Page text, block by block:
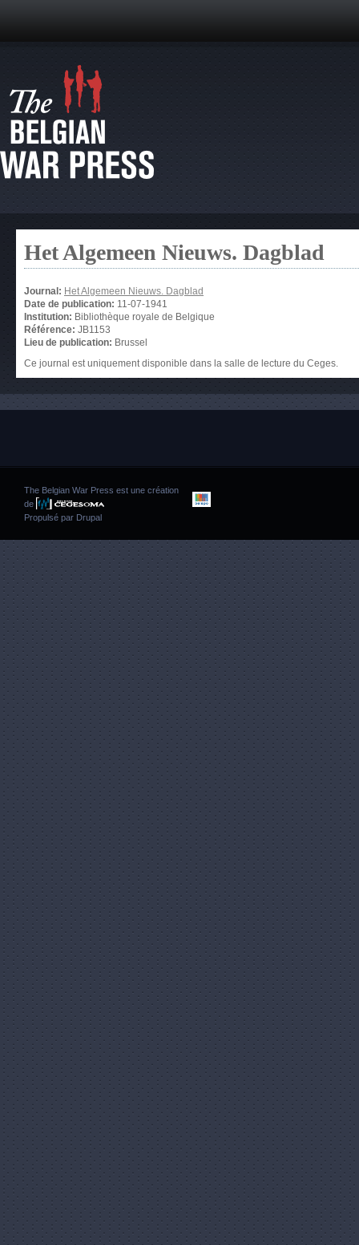
Het Algemeen Nieuws. Dagblad
Journal: Het Algemeen Nieuws. Dagblad
Date de publication: 11-07-1941
Institution: Bibliothèque royale de Belgique
Référence: JB1153
Lieu de publication: Brussel
Ce journal est uniquement disponible dans la salle de lecture du Ceges.
The Belgian War Press est une création
de
Propulsé par Drupal